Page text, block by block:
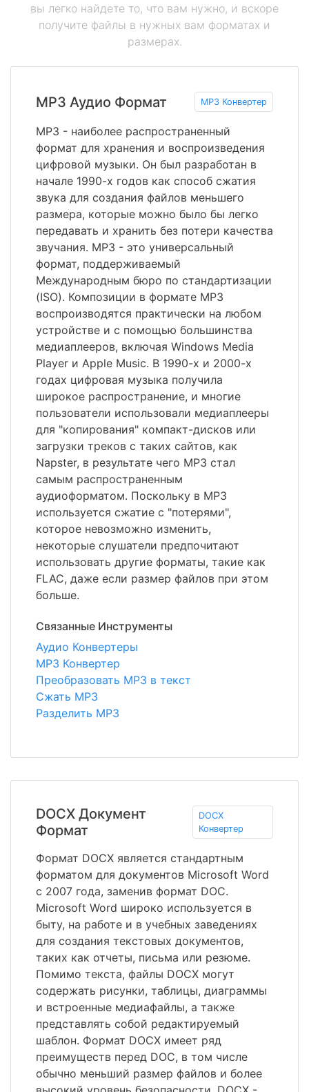
вы легко найдете то, что вам нужно, и вскоре
получите файлы в нужных вам форматах и
размерах.
MP3 Аудио Формат MP3 Конвертер
MP3 - наиболее распространенный
формат для хранения и воспроизведения
цифровой музыки. Он был разработан в
начале 1990-х годов как способ сжатия
звука для создания файлов меньшего
размера, которые можно было бы легко
передавать и хранить без потери качества
звучания. MP3 - это универсальный
формат, поддерживаемый
Международным бюро по стандартизации
(ISO). Композиции в формате MP3
воспроизводятся практически на любом
устройстве и с помощью большинства
медиаплееров, включая Windows Media
Player и Apple Music. В 1990-х и 2000-х
годах цифровая музыка получила
широкое распространение, и многие
пользователи использовали медиаплееры
для "копирования" компакт-дисков или
загрузки треков с таких сайтов, как
Napster, в результате чего MP3 стал
самым распространенным
аудиоформатом. Поскольку в MP3
используется сжатие с "потерями",
которое невозможно изменить,
некоторые слушатели предпочитают
использовать другие форматы, такие как
FLAC, даже если размер файлов при этом
больше.
Связанные Инструменты
Аудио Конвертеры
MP3 Конвертер
Преобразовать MP3 в текст
Сжать MP3
Разделить MP3
DOCX Документ
Формат
DOCX
Конвертер
Формат DOCX является стандартным
форматом для документов Microsoft Word
с 2007 года, заменив формат DOC.
Microsoft Word широко используется в
быту, на работе и в учебных заведениях
для создания текстовых документов,
таких как отчеты, письма или резюме.
Помимо текста, файлы DOCX могут
содержать рисунки, таблицы, диаграммы
и встроенные медиафайлы, а также
представлять собой редактируемый
шаблон. Формат DOCX имеет ряд
преимуществ перед DOC, в том числе
обычно меньший размер файлов и более